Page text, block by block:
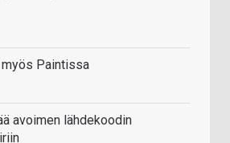
Paintissa
avoimen lähdekoodin